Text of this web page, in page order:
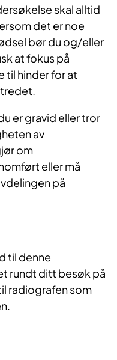
skal alltid
det er noe
bør du og/eller
at fokus på
til hinder for at
er gravid eller tror
av
om
eller må
på
til denne
rundt ditt besøk på
radiografen som